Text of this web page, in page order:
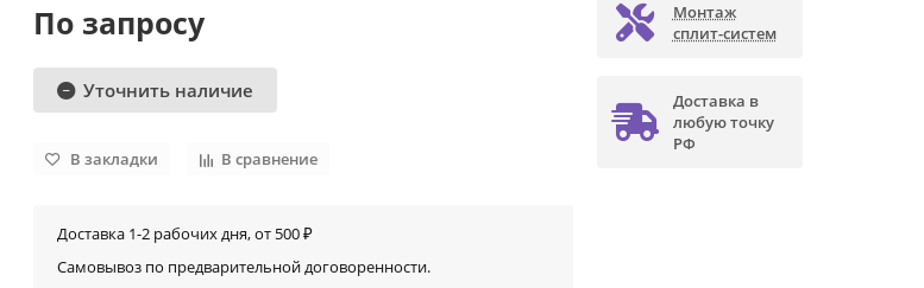
По запросу
Уточнить наличие
В закладки В сравнение
Доставка 1-2 рабочих дня, от 500 ₽
Самовывоз по предварительной договоренности.
Монтаж
сплит-систем
Доставка в
любую точку
РФ